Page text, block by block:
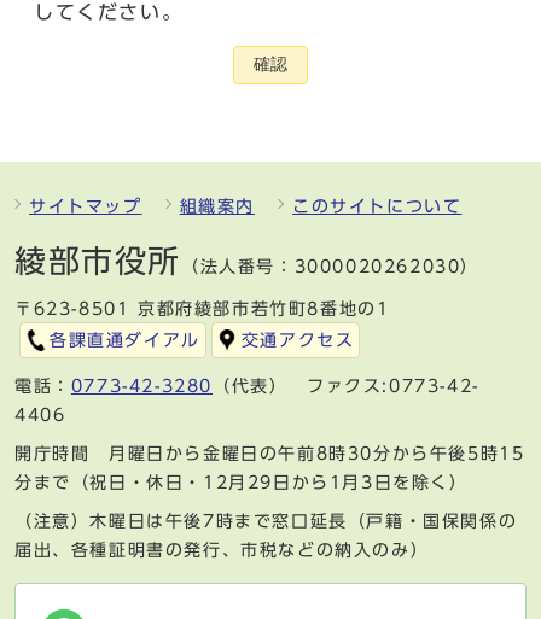
してください。
確認
サイトマップ 組織案内 このサイトについて
綾部市役所 （法人番号：3000020262030）
〒623-8501 京都府綾部市若竹町8番地の1
各課直通ダイアル
交通アクセス
電話： 0773-42-3280
（代表） ファクス:0773-42-
4406
開庁時間 月曜日から金曜日の午前8時30分から午後5時15
分まで（祝日・休日・12月29日から1月3日を除く）
（注意）木曜日は午後7時まで窓口延長（戸籍・国保関係の
届出、各種証明書の発行、市税などの納入のみ）